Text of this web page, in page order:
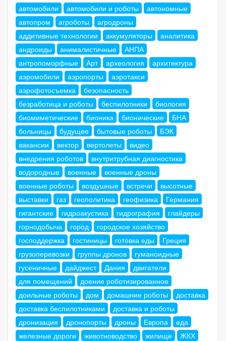
автомобили
автомобили и роботы
автономные
автопром
агроботы
агродроны
аддитивные технологии
аккумуляторы
аналитика
андроиды
анималистичные
АНПА
антропоморфные
Арт археология
архитектура
аэромобили
аэропорты
аэротакси
аэрофотосъемка
безопасность
безработица и роботы
беспилотники
биология
биомиметические
бионика бионические
БНА
больницы
будущее бытовые роботы
БЭК
вакансии
вектор вертолеты
видео
внедрения роботов
внутритрубная диагностика
водородные
военные
военные дроны
военные роботы
воздушные встречи
высотные
выставки
газ геополитика геофизика
Германия
гигантские
гидроакустика гидрография
глайдеры
горнодобыча
город
городское хозяйство
господдержка
гостиницы готовка еды
Греция
грузоперевозки
группы дронов
гуманоидные
гусеничные
дайджест Дания
двигатели
для помещений
доение роботизированное
доильные роботы
дом домашние роботы
доставка
доставка беспилотниками
доставка и роботы
дронизация
дронопорты дроны Европа
еда
железные дороги
животноводство жилище
ЖКХ